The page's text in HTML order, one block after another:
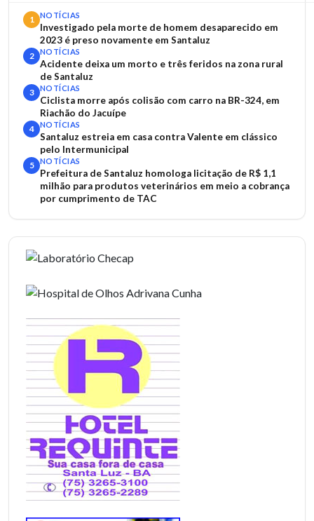
1 NOTÍCIAS
Investigado pela morte de homem desaparecido em
2023 é preso novamente em Santaluz
2 NOTÍCIAS
Acidente deixa um morto e três feridos na zona rural
de Santaluz
3 NOTÍCIAS
Ciclista morre após colisão com carro na BR-324, em
Riachão do Jacuípe
4 NOTÍCIAS
Santaluz estreia em casa contra Valente em clássico
pelo Intermunicipal
5 NOTÍCIAS
Prefeitura de Santaluz homologa licitação de R$ 1,1
milhão para produtos veterinários em meio a cobrança
por cumprimento de TAC